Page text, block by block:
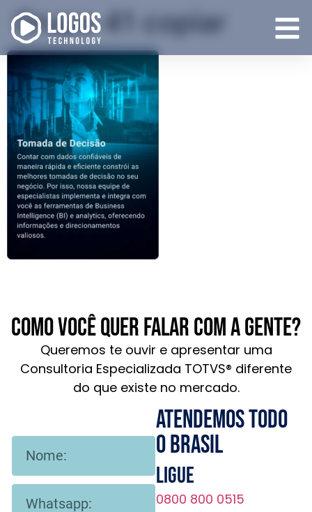
Grupo 41 copiar
Como você quer falar com a gente?
Queremos te ouvir e apresentar uma
Consultoria Especializada TOTVS® diferente
do que existe no mercado.
Atendemos todo
o brasil
Ligue
0800 800 0515